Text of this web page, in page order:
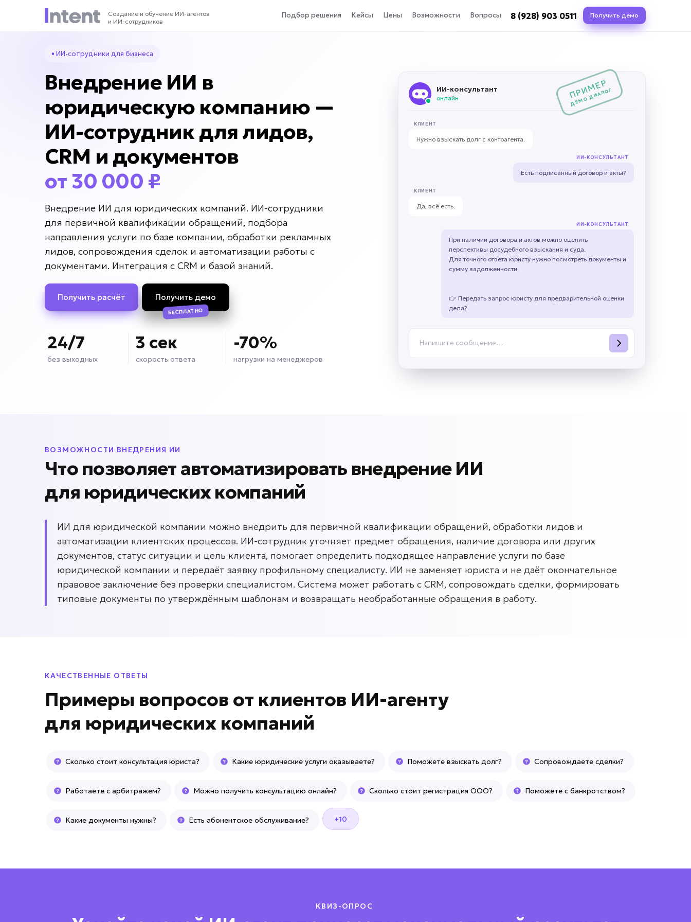
Создание и обучение ИИ-агентов
и ИИ-сотрудников
Подбор решения Кейсы Цены Возможности Вопросы 8 (928) 903 0511 Получить демо
• ИИ-сотрудники для бизнеса
Внедрение ИИ в
юридическую компанию —
ИИ-сотрудник для лидов,
CRM и документов
от 30 000 ₽
Внедрение ИИ для юридических компаний. ИИ-сотрудники
для первичной квалификации обращений, подбора
направления услуги по базе компании, обработки рекламных
лидов, сопровождения сделок и автоматизации работы с
документами. Интеграция с CRM и базой знаний.
Получить расчёт Получить демо
БЕСПЛАТНО
24/7
без выходных
3 сек
скорость ответа
-70%
нагрузки на менеджеров
ПРИМЕР
ДЕМО ДИАЛОГ
ИИ-консультант
онлайн
КЛИЕНТ
Нужно взыскать долг с контрагента.
ИИ-КОНСУЛЬТАНТ
Есть подписанный договор и акты?
КЛИЕНТ
Да, всё есть.
ИИ-КОНСУЛЬТАНТ
При наличии договора и актов можно оценить
перспективы досудебного взыскания и суда.
Для точного ответа юристу нужно посмотреть документы и
сумму задолженности.
👉 Передать запрос юристу для предварительной оценки
дела?
Напишите сообщение…
ВОЗМОЖНОСТИ ВНЕДРЕНИЯ ИИ
Что позволяет автоматизировать внедрение ИИ
для юридических компаний
ИИ для юридической компании можно внедрить для первичной квалификации обращений, обработки лидов и
автоматизации клиентских процессов. ИИ-сотрудник уточняет предмет обращения, наличие договора или других
документов, статус ситуации и цель клиента, помогает определить подходящее направление услуги по базе
юридической компании и передаёт заявку профильному специалисту. ИИ не заменяет юриста и не даёт окончательное
правовое заключение без проверки специалистом. Система может работать с CRM, сопровождать сделки, формировать
типовые документы по утверждённым шаблонам и возвращать необработанные обращения в работу.
КАЧЕСТВЕННЫЕ ОТВЕТЫ
Примеры вопросов от клиентов ИИ-агенту
для юридических компаний
Сколько стоит консультация юриста? Какие юридические услуги оказываете? Поможете взыскать долг? Сопровождаете сделки?
Работаете с арбитражем? Можно получить консультацию онлайн? Сколько стоит регистрация ООО? Поможете с банкротством?
Какие документы нужны? Есть абонентское обслуживание? +10
КВИЗ-ОПРОС